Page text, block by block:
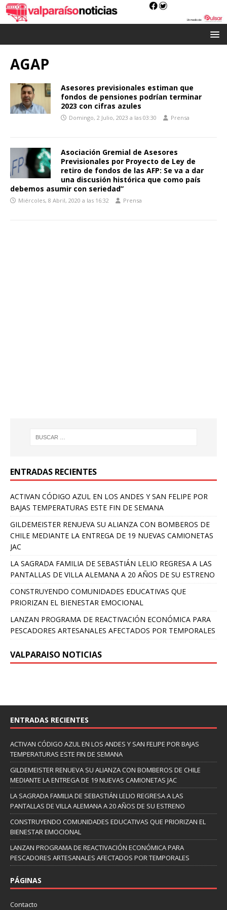
AGAP
Asesores previsionales estiman que
fondos de pensiones podrían terminar
2023 con cifras azules
Domingo, 2 Julio, 2023 a las 03:30 Prensa
Asociación Gremial de Asesores
Previsionales por Proyecto de Ley de
retiro de fondos de las AFP: Se va a dar
una discusión histórica que como país
debemos asumir con seriedad”
Miércoles, 8 Abril, 2020 a las 16:32 Prensa
ENTRADAS RECIENTES
ACTIVAN CÓDIGO AZUL EN LOS ANDES Y SAN FELIPE POR
BAJAS TEMPERATURAS ESTE FIN DE SEMANA
GILDEMEISTER RENUEVA SU ALIANZA CON BOMBEROS DE
CHILE MEDIANTE LA ENTREGA DE 19 NUEVAS CAMIONETAS
JAC
LA SAGRADA FAMILIA DE SEBASTIÁN LELIO REGRESA A LAS
PANTALLAS DE VILLA ALEMANA A 20 AÑOS DE SU ESTRENO
CONSTRUYENDO COMUNIDADES EDUCATIVAS QUE
PRIORIZAN EL BIENESTAR EMOCIONAL
LANZAN PROGRAMA DE REACTIVACIÓN ECONÓMICA PARA
PESCADORES ARTESANALES AFECTADOS POR TEMPORALES
VALPARAISO NOTICIAS
ENTRADAS RECIENTES
ACTIVAN CÓDIGO AZUL EN LOS ANDES Y SAN FELIPE POR BAJAS
TEMPERATURAS ESTE FIN DE SEMANA
GILDEMEISTER RENUEVA SU ALIANZA CON BOMBEROS DE CHILE
MEDIANTE LA ENTREGA DE 19 NUEVAS CAMIONETAS JAC
LA SAGRADA FAMILIA DE SEBASTIÁN LELIO REGRESA A LAS
PANTALLAS DE VILLA ALEMANA A 20 AÑOS DE SU ESTRENO
CONSTRUYENDO COMUNIDADES EDUCATIVAS QUE PRIORIZAN EL
BIENESTAR EMOCIONAL
LANZAN PROGRAMA DE REACTIVACIÓN ECONÓMICA PARA
PESCADORES ARTESANALES AFECTADOS POR TEMPORALES
PÁGINAS
Contacto